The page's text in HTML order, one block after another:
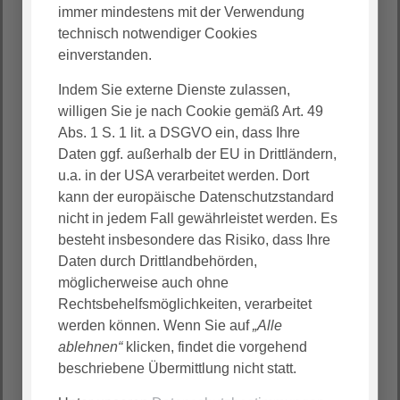
Hüftgelenksprothese. Wobei verwalten bedeutet, in
familiärer Arbeitsatmosphäre modernste
Wir betreiben sogar eine eigene LKW-Flotte mit
Fahrer:innen, die unsere Einrichtungen beliefern.
Sie sind fertig mit der Schule? Ein Ausbildungsplatz
am Standort Oberts- hausen ist für Sie schon
reserviert. Wir freuen uns auf Sie!
Zu den Jobs im
immer mindestens mit der Verwendung
technisch notwendiger Cookies
einverstanden.
Indem Sie externe Dienste zulassen,
willigen Sie je nach Cookie gemäß Art. 49
Abs. 1 S. 1 lit. a DSGVO ein, dass Ihre
Daten ggf. außerhalb der EU in Drittländern,
u.a. in der USA verarbeitet werden. Dort
kann der europäische Datenschutzstandard
nicht in jedem Fall gewährleistet werden. Es
besteht insbesondere das Risiko, dass Ihre
Daten durch Drittlandbehörden,
möglicherweise auch ohne
Rechtsbehelfsmöglichkeiten, verarbeitet
werden können. Wenn Sie auf„Alle
ablehnen“klicken, findet die vorgehend
beschriebene Übermittlung nicht statt.